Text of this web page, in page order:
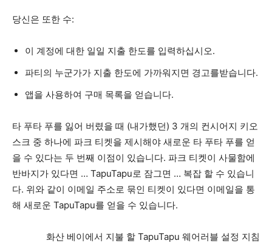
당신은 또한 수:
이 계정에 대한 일일 지출 한도를 입력하십시오.
파티의 누군가가 지출 한도에 가까워지면 경고를받습니다.
앱을 사용하여 구매 목록을 얻습니다.
타 푸타 푸를 잃어 버렸을 때 (내가했던) 3 개의 컨시어지 키오
스크 중 하나에 파크 티켓을 제시해야 새로운 타 푸타 푸를 얻
을 수 있다는 두 번째 이점이 있습니다. 파크 티켓이 사물함에
반바지가 있다면 … TapuTapu로 잠그면 … 복잡 할 수 있습니
다. 위와 같이 이메일 주소로 묶인 티켓이 있다면 이메일을 통
해 새로운 TapuTapu를 얻을 수 있습니다.
화산 베이에서 지불 할 TapuTapu 웨어러블 설정 지침